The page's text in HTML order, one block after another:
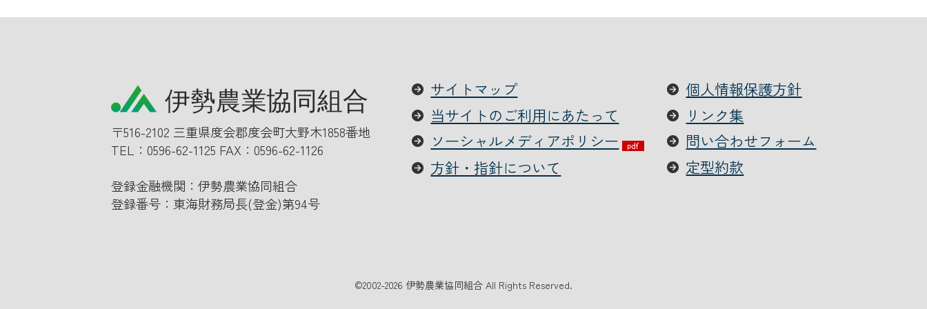
〒516-2102 三重県度会郡度会町大野木1858番地
TEL： 0596-62-1125 FAX：0596-62-1126
登録金融機関：伊勢農業協同組合
登録番号：東海財務局長(登金)第94号
サイトマップ
当サイトのご利用にあたって
ソーシャルメディアポリシー
方針・指針について
個人情報保護方針
リンク集
問い合わせフォーム
定型約款
©2002-2026 伊勢農業協同組合 All Rights Reserved.